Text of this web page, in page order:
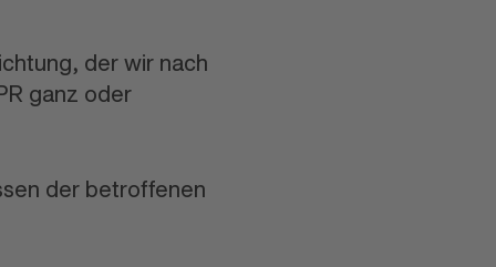
der wir nach
ganz oder
der betroffenen